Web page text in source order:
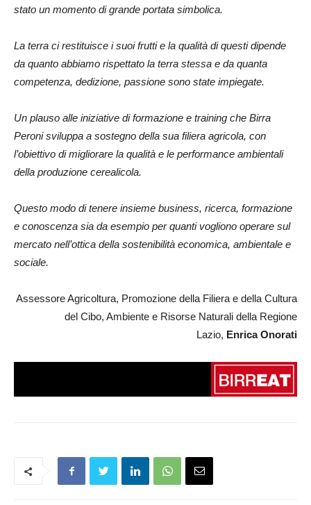
stato un momento di grande portata simbolica.
La terra ci restituisce i suoi frutti e la qualità di questi dipende
da quanto abbiamo rispettato la terra stessa e da quanta
competenza, dedizione, passione sono state impiegate.
Un plauso alle iniziative di formazione e training che Birra
Peroni sviluppa a sostegno della sua filiera agricola, con
l’obiettivo di migliorare la qualità e le performance ambientali
della produzione cerealicola.
Questo modo di tenere insieme business, ricerca, formazione
e conoscenza sia da esempio per quanti vogliono operare sul
mercato nell’ottica della sostenibilità economica, ambientale e
sociale.
Assessore Agricoltura, Promozione della Filiera e della Cultura
del Cibo, Ambiente e Risorse Naturali della Regione
Lazio, Enrica Onorati